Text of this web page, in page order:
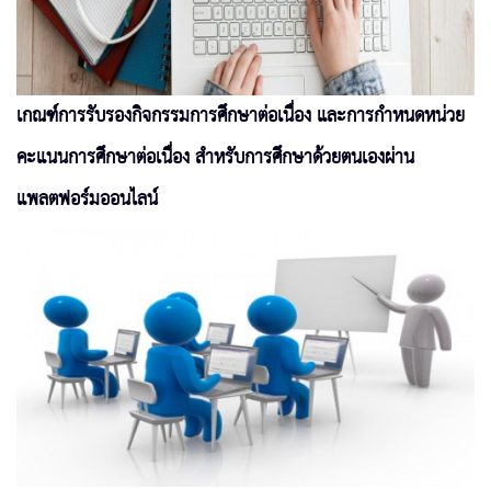
เกณฑ์การรับรองกิจกรรมการศึกษาต่อเนื่อง และการกำหนดหน่วย
คะแนนการศึกษาต่อเนื่อง สำหรับการศึกษาด้วยตนเองผ่าน
แพลตฟอร์มออนไลน์